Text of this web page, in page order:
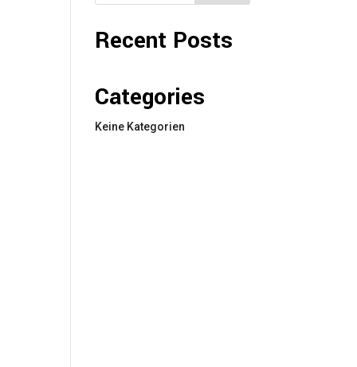
Recent Posts
Categories
Keine Kategorien